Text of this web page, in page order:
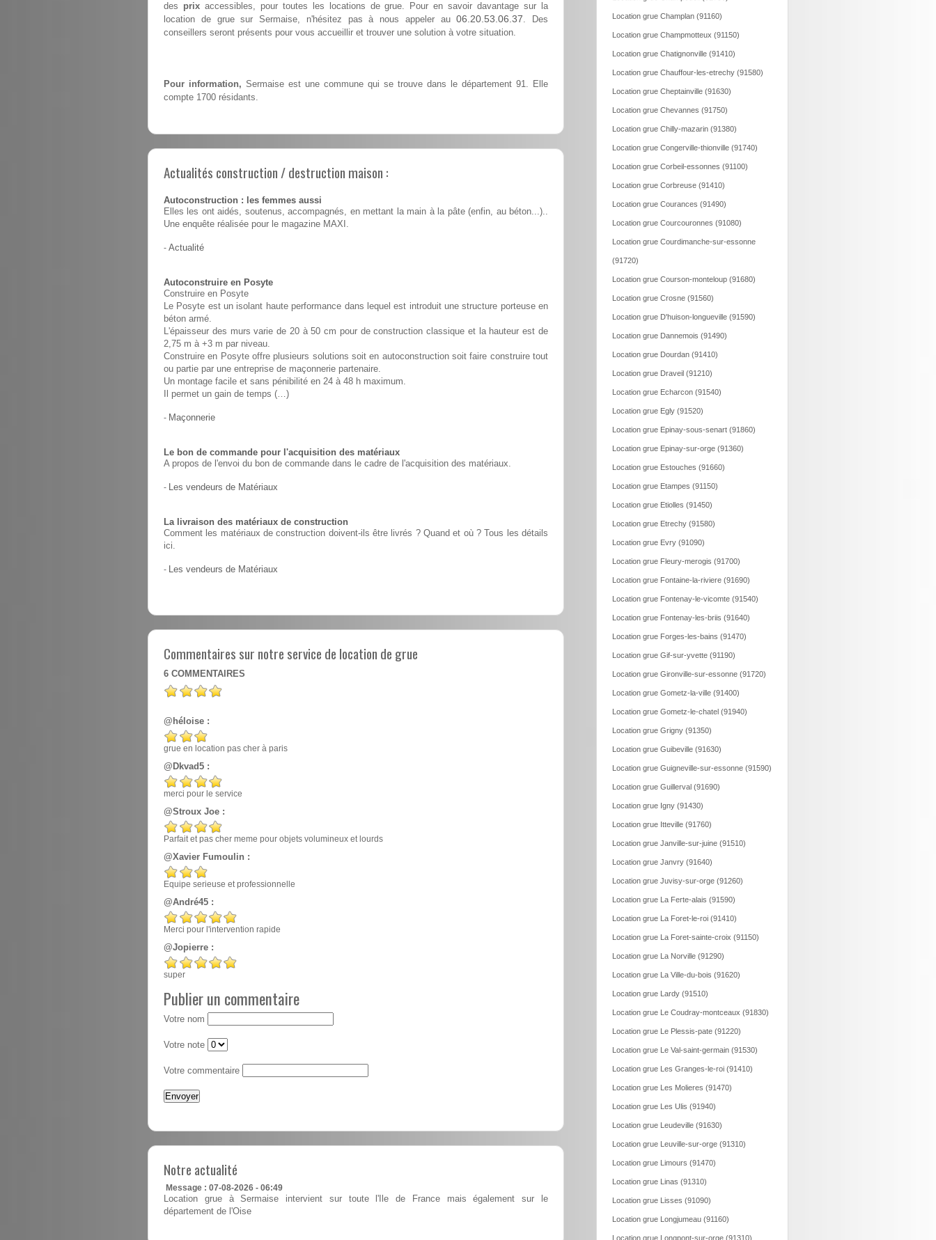
des prixaccessibles, pour toutes les locations de grue. Pour en savoir davantage sur la
location de grue sur Sermaise, n'hésitez pas à nous appeler au06.20.53.06.37. Des
conseillers seront présents pour vous accueillir et trouver une solution à votre situation.
Pour information, Sermaise est une commune qui se trouve dans le département 91. Elle
compte 1700 résidants.
Actualités construction / destruction maison :
Autoconstruction : les femmes aussi
Elles les ont aidés, soutenus, accompagnés, en mettant la main à la pâte (enfin, au béton...)..
Une enquête réalisée pour le magazine MAXI.
- Actualité
Autoconstruire en Posyte
Construire en Posyte
Le Posyte est un isolant haute performance dans lequel est introduit une structure porteuse en
béton armé.
L'épaisseur des murs varie de 20 à 50 cm pour de construction classique et la hauteur est de
2,75 m à +3 m par niveau.
Construire en Posyte offre plusieurs solutions soit en autoconstruction soit faire construire tout
ou partie par une entreprise de maçonnerie partenaire.
Un montage facile et sans pénibilité en 24 à 48 h maximum.
Il permet un gain de temps (…)
- Maçonnerie
Le bon de commande pour l'acquisition des matériaux
A propos de l'envoi du bon de commande dans le cadre de l'acquisition des matériaux.
- Les vendeurs de Matériaux
La livraison des matériaux de construction
Comment les matériaux de construction doivent-ils être livrés ? Quand et où ? Tous les détails
ici.
- Les vendeurs de Matériaux
Commentaires sur notre service de location de grue
6 COMMENTAIRES
@héloise :
grue en location pas cher à paris
@Dkvad5 :
merci pour le service
@Stroux Joe :
Parfait et pas cher meme pour objets volumineux et lourds
@Xavier Fumoulin :
Equipe serieuse et professionnelle
@André45 :
Merci pour l'intervention rapide
@Jopierre :
super
Publier un commentaire
Votre nom
Votre note
Votre commentaire
Notre actualité
Message : 07-08-2026 - 06:49
Location grue à Sermaise intervient sur toute l'Ile de France mais également sur le
département de l'Oise
Location grue Champlan (91160)
Location grue Champmotteux (91150)
Location grue Chatignonville (91410)
Location grue Chauffour-les-etrechy (91580)
Location grue Cheptainville (91630)
Location grue Chevannes (91750)
Location grue Chilly-mazarin (91380)
Location grue Congerville-thionville (91740)
Location grue Corbeil-essonnes (91100)
Location grue Corbreuse (91410)
Location grue Courances (91490)
Location grue Courcouronnes (91080)
Location grue Courdimanche-sur-essonne
(91720)
Location grue Courson-monteloup (91680)
Location grue Crosne (91560)
Location grue D'huison-longueville (91590)
Location grue Dannemois (91490)
Location grue Dourdan (91410)
Location grue Draveil (91210)
Location grue Echarcon (91540)
Location grue Egly (91520)
Location grue Epinay-sous-senart (91860)
Location grue Epinay-sur-orge (91360)
Location grue Estouches (91660)
Location grue Etampes (91150)
Location grue Etiolles (91450)
Location grue Etrechy (91580)
Location grue Evry (91090)
Location grue Fleury-merogis (91700)
Location grue Fontaine-la-riviere (91690)
Location grue Fontenay-le-vicomte (91540)
Location grue Fontenay-les-briis (91640)
Location grue Forges-les-bains (91470)
Location grue Gif-sur-yvette (91190)
Location grue Gironville-sur-essonne (91720)
Location grue Gometz-la-ville (91400)
Location grue Gometz-le-chatel (91940)
Location grue Grigny (91350)
Location grue Guibeville (91630)
Location grue Guigneville-sur-essonne (91590)
Location grue Guillerval (91690)
Location grue Igny (91430)
Location grue Itteville (91760)
Location grue Janville-sur-juine (91510)
Location grue Janvry (91640)
Location grue Juvisy-sur-orge (91260)
Location grue La Ferte-alais (91590)
Location grue La Foret-le-roi (91410)
Location grue La Foret-sainte-croix (91150)
Location grue La Norville (91290)
Location grue La Ville-du-bois (91620)
Location grue Lardy (91510)
Location grue Le Coudray-montceaux (91830)
Location grue Le Plessis-pate (91220)
Location grue Le Val-saint-germain (91530)
Location grue Les Granges-le-roi (91410)
Location grue Les Molieres (91470)
Location grue Les Ulis (91940)
Location grue Leudeville (91630)
Location grue Leuville-sur-orge (91310)
Location grue Limours (91470)
Location grue Linas (91310)
Location grue Lisses (91090)
Location grue Longjumeau (91160)
Location grue Longpont-sur-orge (91310)